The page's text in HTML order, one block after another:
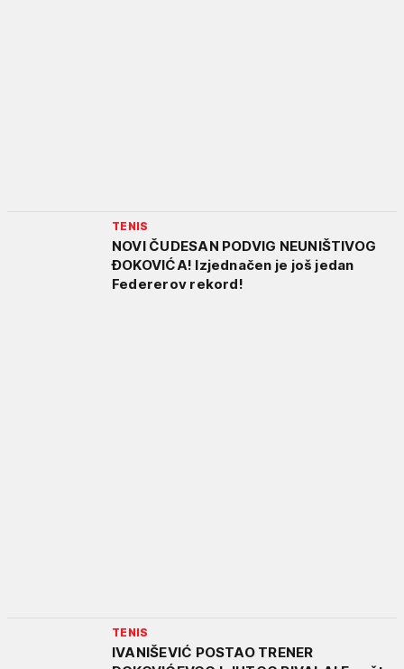
TENIS
NOVI ČUDESAN PODVIG NEUNIŠTIVOG
ĐOKOVIĆA! Izjednačen je još jedan
Federerov rekord!
TENIS
IVANIŠEVIĆ POSTAO TRENER